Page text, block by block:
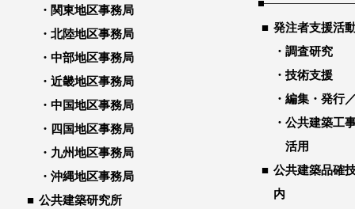
関東地区事務局
北陸地区事務局
中部地区事務局
近畿地区事務局
中国地区事務局
四国地区事務局
九州地区事務局
沖縄地区事務局
公共建築研究所
発注者支援活
調査研究
技術支援
編集・発行
公共建築工
活用
公共建築品確
内